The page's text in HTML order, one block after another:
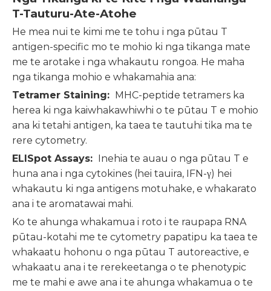
T-Tauturu-Ate-Atohe
He mea nui te kimi me te tohu i nga pūtau T
antigen-specific mo te mohio ki nga tikanga mate
me te arotake i nga whakautu rongoa. He maha
nga tikanga mohio e whakamahia ana:
Tetramer Staining: MHC-peptide tetramers ka
herea ki nga kaiwhakawhiwhi o te pūtau T e mohio
ana ki tetahi antigen, ka taea te tautuhi tika ma te
rere cytometry.
ELISpot Assays: Inehia te auau o nga pūtau T e
huna ana i nga cytokines (hei tauira, IFN-γ) hei
whakautu ki nga antigens motuhake, e whakarato
ana i te aromatawai mahi.
Ko te ahunga whakamua i roto i te raupapa RNA
pūtau-kotahi me te cytometry papatipu ka taea te
whakaatu hohonu o nga pūtau T autoreactive, e
whakaatu ana i te rerekeetanga o te phenotypic
me te mahi e awe ana i te ahunga whakamua o te